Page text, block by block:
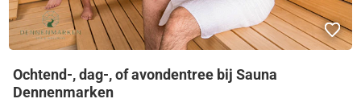
Ochtend-, dag-, of avondentree bij Sauna
Dennenmarken